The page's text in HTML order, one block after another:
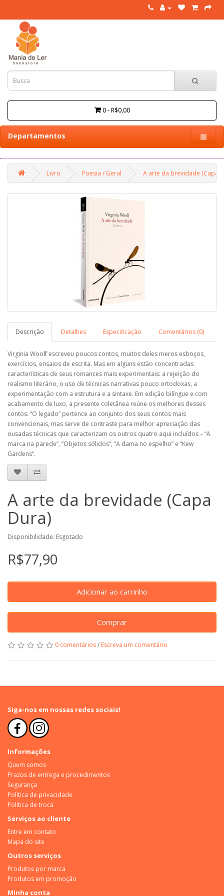
0 - R$0,00
Departamentos
Livro Poesia / Geral A arte da brevidade (Capa
Descrição Detalhes Especificação Comentários (0)
Virginia Woolf escreveu poucos contos, muitos deles meros esboços,
exercícios, ensaios de escrita. Mas em alguns estão concentradas
características de seus romances mais experimentais: a rejeição do
realismo literário, o uso de técnicas narrativas pouco ortodoxas, a
experimentação com a estrutura e a sintaxe. Em edição bilíngue e com
acabamento de luxo, a presente coletânea reúne os melhores desses
contos. “O legado” pertence ao conjunto dos seus contos mais
convencionais, mas serve de contraste para melhor apreciação das
ousadas técnicas que caracterizam os outros quatro aqui incluídos – “A
marca na parede”, “Objetos sólidos”, “A dama no espelho” e “Kew
Gardens”.
A arte da brevidade (Capa
Dura)
Disponibilidade: Esgotado
R$77,90
Adicionar ao carrinho
Comprar
0 comentários/ Escreva um comentário
Siga-nos em nossas redes sociais!
Informações
Quem somos
Prazos de entrega e procedimentos
Segurança
Política de privacidade
Política de troca
Serviços ao cliente
Entre em contato
Mapa do site
Outros serviços
Produtos por marca
Produtos em promoção
Minha conta